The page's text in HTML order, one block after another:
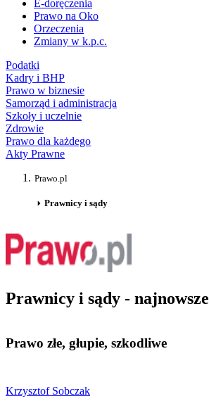
E-doręczenia
Prawo na Oko
Orzeczenia
Zmiany w k.p.c.
Podatki
Kadry i BHP
Prawo w biznesie
Samorząd i administracja
Szkoły i uczelnie
Zdrowie
Prawo dla każdego
Akty Prawne
Prawo.pl
Prawnicy i sądy
Prawnicy i sądy - najnowsze
Prawo złe, głupie, szkodliwe
Krzysztof Sobczak